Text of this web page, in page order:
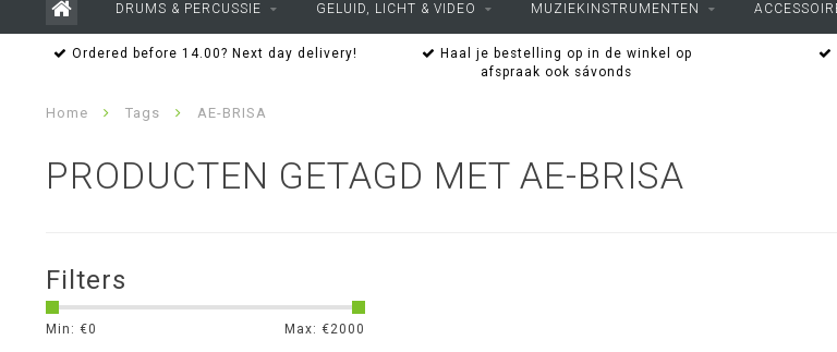
DRUMS & PERCUSSIE GELUID, LICHT & VIDEO MUZIEKINSTRUMENTEN
Ordered before 14.00? Next day delivery!
Haal je bestelling op in de winkel op
afspraak ook sávonds
Home Tags AE-BRISA
PRODUCTEN GETAGD MET AE-BRISA
Filters
Min: €0 Max: €2000